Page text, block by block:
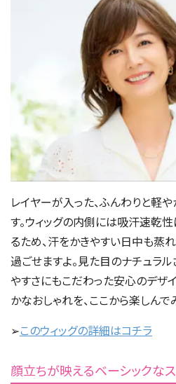
レイヤーが入った、ふんわりと軽
す。ウィッグの内側には吸汗速乾
るため、汗をかきやすい日中も蒸
過ごせますよ。見た目のナチュラ
やすさにもこだわった安心のデザ
かなおしゃれを、ここから楽しんで
➢このウィッグの詳細はコチラ
顔立ちが映えるベーシックな